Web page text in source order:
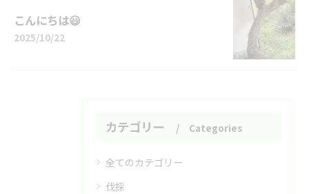
こんにちは😃
2025/10/22
カテゴリー Categories
全てのカテゴリー
伐採